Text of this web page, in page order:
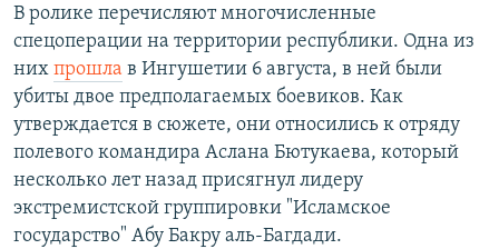
В ролике перечисляют многочисленные
спецоперации на территории республики. Одна из
них прошла в Ингушетии 6 августа, в ней были
убиты двое предполагаемых боевиков. Как
утверждается в сюжете, они относились к отряду
полевого командира Аслана Бютукаева, который
несколько лет назад присягнул лидеру
экстремистской группировки "Исламское
государство" Абу Бакру аль-Багдади.